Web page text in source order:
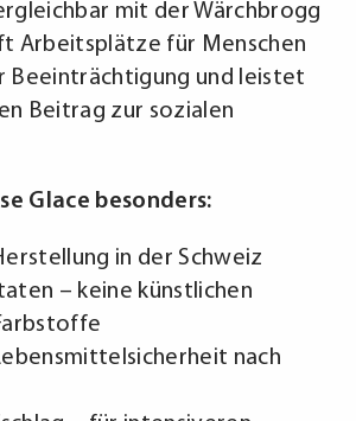
mit der Wärchbrogg
Arbeitsplätze für Menschen
Beeinträchtigung und leistet
Beitrag zur sozialen
Glace besonders:
in der Schweiz
– keine künstlichen
nach